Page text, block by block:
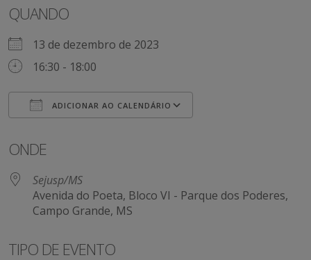
QUANDO
13 de dezembro de 2023
16:30 - 18:00
ADICIONAR AO CALENDÁRIO
ONDE
Sejusp/MS
Avenida do Poeta, Bloco VI - Parque dos Poderes,
Campo Grande, MS
TIPO DE EVENTO